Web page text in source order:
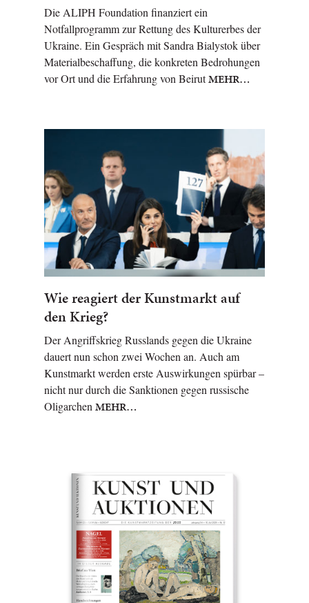
Die ALIPH Foundation finanziert ein
Notfallprogramm zur Rettung des Kulturerbes der
Ukraine. Ein Gespräch mit Sandra Bialystok über
Materialbeschaffung, die konkreten Bedrohungen
vor Ort und die Erfahrung von BeirutMEHR…
Wie reagiert der Kunstmarkt auf
den Krieg?
Der Angriffskrieg Russlands gegen die Ukraine
dauert nun schon zwei Wochen an. Auch am
Kunstmarkt werden erste Auswirkungen spürbar –
nicht nur durch die Sanktionen gegen russische
Oligarchen MEHR…